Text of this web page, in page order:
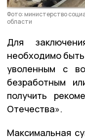
Фото: министерство
области
Для
необходимо
уволенным с
безработным
получить
Отечества».
Максимальная